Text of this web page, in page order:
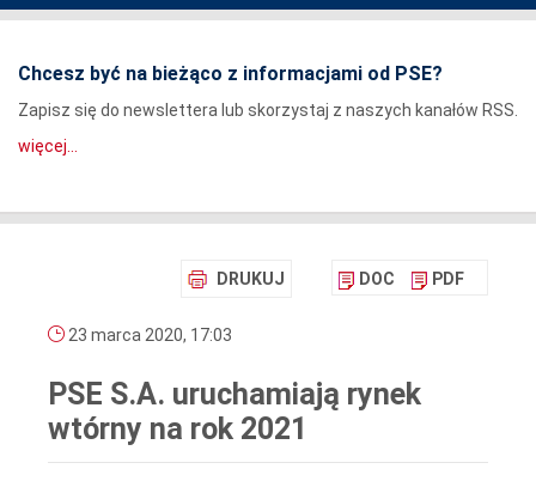
Chcesz być na bieżąco z informacjami od PSE?
Zapisz się do newslettera lub skorzystaj z naszych kanałów RSS.
więcej...
DRUKUJ DOC PDF
23 marca 2020, 17:03
PSE S.A. uruchamiają rynek
wtórny na rok 2021